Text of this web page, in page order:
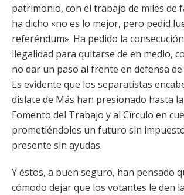
patrimonio, con el trabajo de miles de
ha dicho «no es lo mejor, pero pedid
referéndum». Ha pedido la
ilegalidad para quitarse de en medio,
no dar un paso al frente en defensa
Es evidente que los separatistas
dislate de Más han presionado hasta
Fomento del Trabajo y al Círculo en
prometiéndoles un futuro sin
presente sin ayudas.
Y éstos, a buen seguro, han pensado
cómodo dejar que los votantes le den